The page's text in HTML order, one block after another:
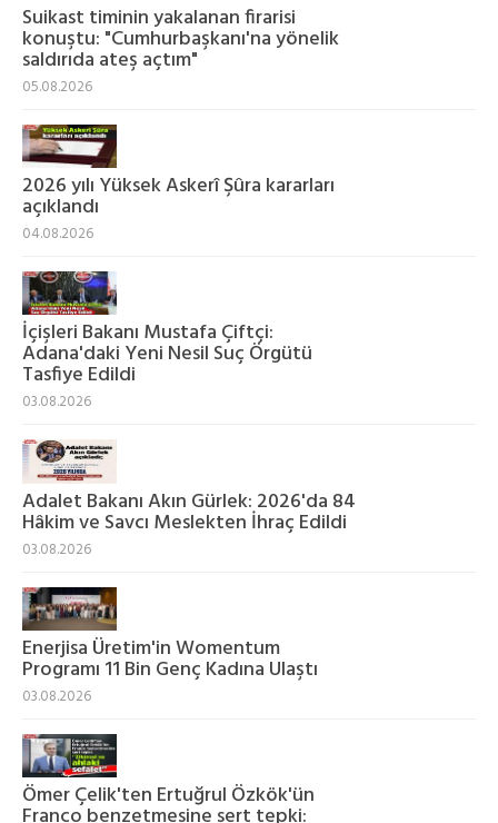
Suikast timinin yakalanan firarisi
konuştu: "Cumhurbaşkanı'na yönelik
saldırıda ateş açtım"
05.08.2026
2026 yılı Yüksek Askerî Şûra kararları
açıklandı
04.08.2026
İçişleri Bakanı Mustafa Çiftçi:
Adana'daki Yeni Nesil Suç Örgütü
Tasfiye Edildi
03.08.2026
Adalet Bakanı Akın Gürlek: 2026'da 84
Hâkim ve Savcı Meslekten İhraç Edildi
03.08.2026
Enerjisa Üretim'in Womentum
Programı 11 Bin Genç Kadına Ulaştı
03.08.2026
Ömer Çelik'ten Ertuğrul Özkök'ün